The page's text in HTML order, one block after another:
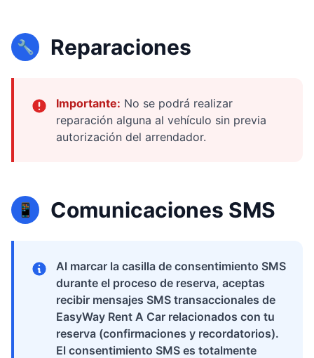
🔧 Reparaciones
Importante: No se podrá realizar
reparación alguna al vehículo sin previa
autorización del arrendador.
📱 Comunicaciones SMS
Al marcar la casilla de consentimiento SMS
durante el proceso de reserva, aceptas
recibir mensajes SMS transaccionales de
EasyWay Rent A Car relacionados con tu
reserva (confirmaciones y recordatorios).
El consentimiento SMS es totalmente